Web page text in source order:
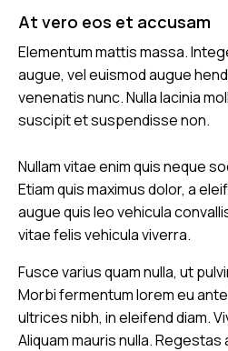
At vero eos et accusam
Elementum mattis massa.
augue, vel euismod augue
venenatis nunc. Nulla lacinia
suscipit et suspendisse non.
Nullam vitae enim quis neque
Etiam quis maximus dolor, a
augue quis leo vehicula
vitae felis vehicula viverra.
Fusce varius quam nulla, ut
Morbi fermentum lorem eu
ultrices nibh, in eleifend diam.
Aliquam mauris nulla. Regestas